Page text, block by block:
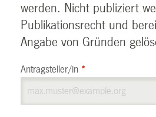
werden. Nicht publiziert
Publikationsrecht und
Angabe von Gründen
Antragsteller/in *